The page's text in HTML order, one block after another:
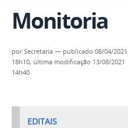
Monitoria
porSecretaria — publicado 08/04/2021
18h10, última modificação 13/08/2021
14h40
EDITAIS